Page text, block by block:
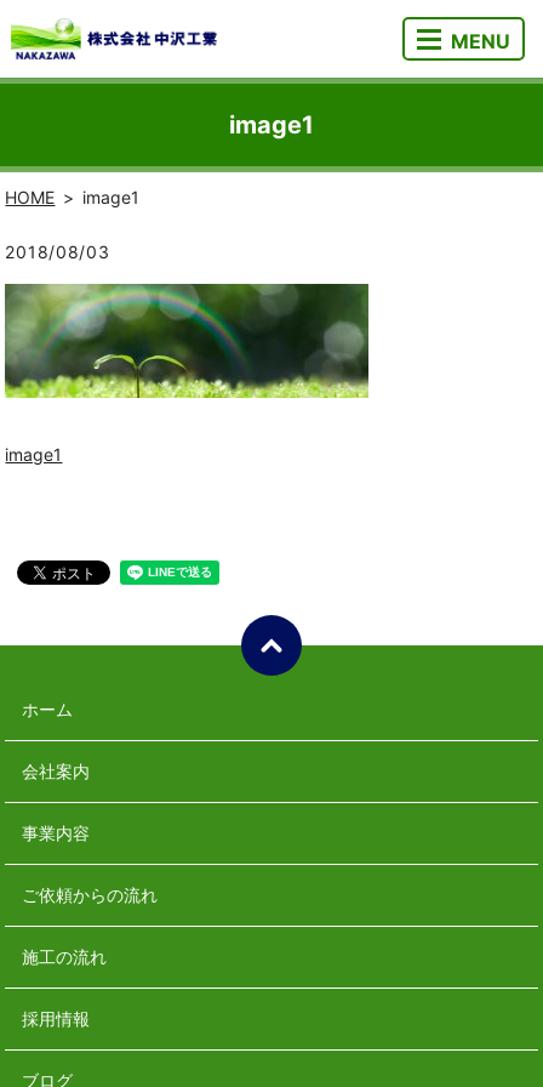
MENU
image1
HOME image1
2018/08/03
image1
ホーム
会社案内
事業内容
ご依頼からの流れ
施工の流れ
採用情報
ブログ